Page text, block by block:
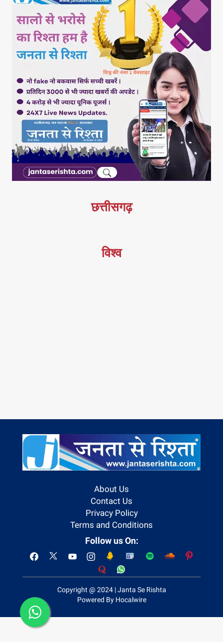
छत्तीसगढ़
विश्व
About Us
Contact Us
Privacy Policy
Terms and Conditions
Follow us On:
Copyright @ 2024 | Janta Se Rishta
Powered By Hocalwire